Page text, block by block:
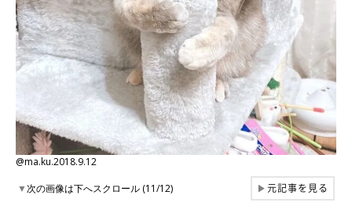
@ma.ku.2018.9.12
▼次の画像は下へスクロール (11/12) ▶元記事を見る